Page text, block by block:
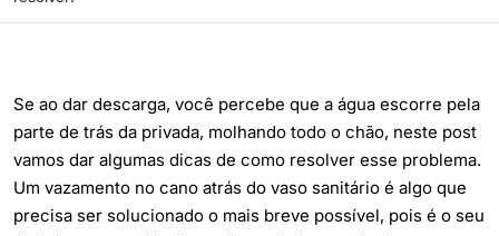
Se ao dar descarga, você percebe que a água escorre pela
parte de trás da privada, molhando todo o chão, neste post
vamos dar algumas dicas de como resolver esse problema.
Um vazamento no cano atrás do vaso sanitário é algo que
precisa ser solucionado o mais breve possível, pois é o seu